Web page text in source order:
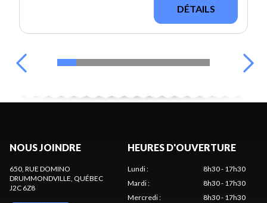
DÉTAILS
NOUS JOINDRE
650, RUE DOMINO
DRUMMONDVILLE, QUÉBEC
J2C 6Z8
HEURES D'OUVERTURE
Lundi:
8h30 - 17h30
Mardi:
8h30 - 17h30
Mercredi:
8h30 - 17h30